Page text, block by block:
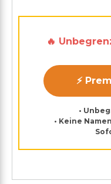
🔥
⚡
•
• Keine